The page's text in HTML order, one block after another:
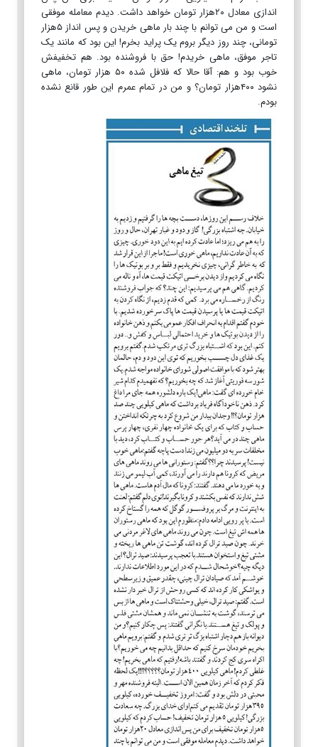
اندازی معادل ۲۰هزار تومان خواهد داشت. دیدم معامله موفقی
است و من می توانم با چند بار ماهی خریدن و پس انداز ۵هزار
تومانی، چند روز دیگر بروم یک پراید بخرم! این بود که مانند یک
تاجر موفق، ماهی خریدم! حق با فروشنده بود. هم تخفیفش
خوب بود و هم: آقا حالا که فلافل شده ۵۰ هزار تومان، ماهی
نشود ۴۰۰هزار تومان؟ و من در تمام عمرم این طور قانع نشده
بودم.